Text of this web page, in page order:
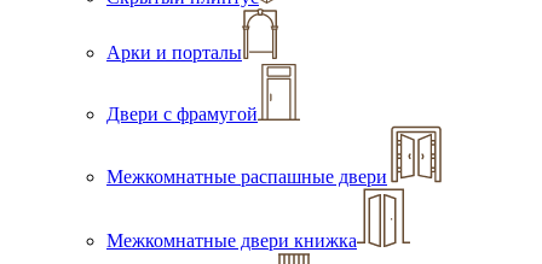
Арки и порталы
Двери с фрамугой
Межкомнатные распашные двери
Межкомнатные двери книжка